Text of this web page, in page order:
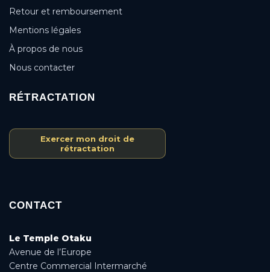
Retour et remboursement
Mentions légales
À propos de nous
Nous contacter
RÉTRACTATION
Exercer mon droit de
rétractation
CONTACT
Le Temple Otaku
Avenue de l’Europe
Centre Commercial Intermarché